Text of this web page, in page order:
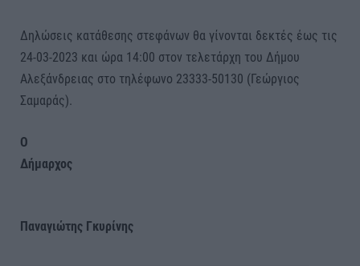
Δηλώσεις κατάθεσης στεφάνων θα γίνονται δεκτές έως τις
24-03-2023 και ώρα 14:00 στον τελετάρχη του Δήμου
Αλεξάνδρειας στο τηλέφωνο 23333-50130 (Γεώργιος
Σαμαράς).
Ο
Δήμαρχος
Παναγιώτης Γκυρίνης